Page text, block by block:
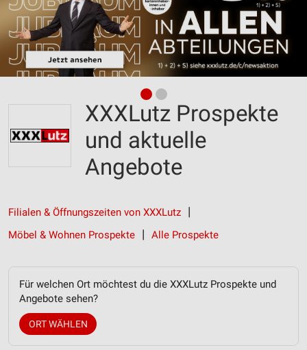
XXXLutz Prospekte
und aktuelle
Angebote
Filialen & Öffnungszeiten von XXXLutz
Möbel & Wohnen Prospekte
Alle Prospekte
Für welchen Ort möchtest du die XXXLutz Prospekte und
Angebote sehen?
ORT WÄHLEN